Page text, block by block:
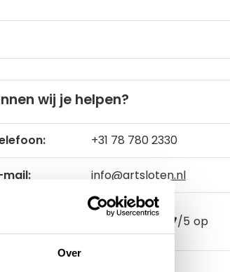
Over
wij je helpen?
+31 78 780 2330
mail: info@artsloten.nl
klanten geven een 4.7/5 op